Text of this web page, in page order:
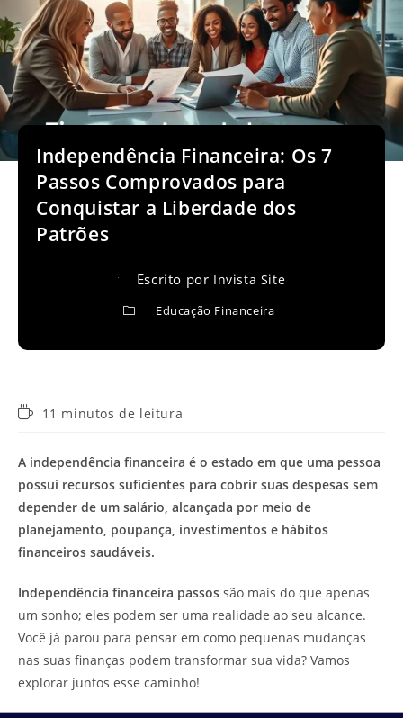
Independência Financeira: Os 7
Passos Comprovados para
Conquistar a Liberdade dos
Patrões
Escrito por Invista Site
Educação Financeira
Tempo11 minutos de leitura
A independência financeira é o estado em que uma pessoa
possui recursos suficientes para cobrir suas despesas sem
depender de um salário, alcançada por meio de
planejamento, poupança, investimentos e hábitos
financeiros saudáveis.
Independência financeira passos são mais do que apenas
um sonho; eles podem ser uma realidade ao seu alcance.
Você já parou para pensar em como pequenas mudanças
nas suas finanças podem transformar sua vida? Vamos
explorar juntos esse caminho!